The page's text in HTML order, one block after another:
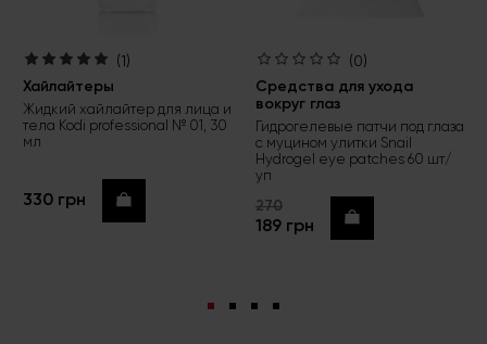
(1)
Хайлайтеры
Жидкий хайлайтер для лица и
тела Kodi professional № 01, 30
мл
330 грн Купить
(0)
Средства для ухода
вокруг глаз
Гидрогелевые патчи под глаза
с муцином улитки Snail
Hydrogel eye patches 60 шт/
уп
270
189 грн Купить